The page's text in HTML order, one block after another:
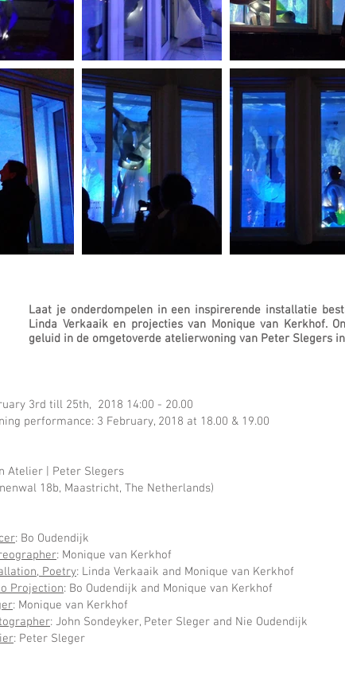
Laat je onderdompelen in een inspirerende installatie
Linda Verkaaik en projecties van Monique van Kerkhof.
geluid in de omgetoverde atelierwoning van Peter Slegers
3rd till 25th, 2018 14:00 - 20.00
performance: 3 February, 2018 at 18.00 & 19.00
Atelier | Peter Slegers
18b, Maastricht, The Netherlands)
: Bo Oudendijk
: Monique van Kerkhof
Poetry: Linda Verkaaik and Monique van Kerkhof
Projection: Bo Oudendijk and Monique van Kerkhof
: Monique van Kerkhof
: John Sondeyker, Peter Sleger and Nie Oudendijk
: Peter Sleger